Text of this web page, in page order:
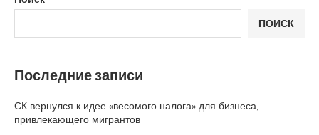
ПОИСК
Последние записи
СК вернулся к идее «весомого налога» для бизнеса,
привлекающего мигрантов